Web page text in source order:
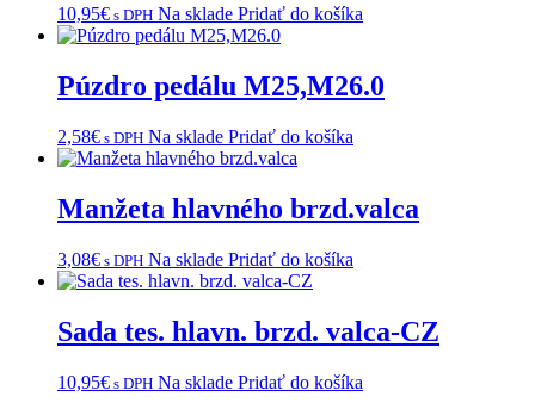
10,95€ s DPH Na sklade Pridať do košíka
Púzdro pedálu M25,M26.0
2,58€ s DPH Na sklade Pridať do košíka
Manžeta hlavného brzd.valca
3,08€ s DPH Na sklade Pridať do košíka
Sada tes. hlavn. brzd. valca-CZ
10,95€ s DPH Na sklade Pridať do košíka